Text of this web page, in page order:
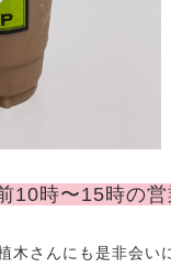
10時〜15時の営
木さんにも是非会い